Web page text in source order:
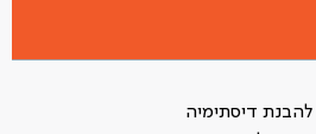
להבנת דיסתימיה